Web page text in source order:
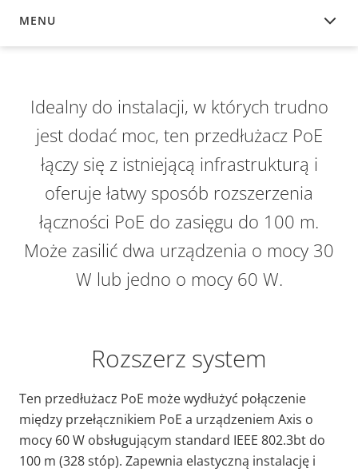
MENU
INFORMACJE OGÓLNE
Idealny do instalacji, w których trudno
jest dodać moc, ten przedłużacz PoE
łączy się z istniejącą infrastrukturą i
oferuje łatwy sposób rozszerzenia
łączności PoE do zasięgu do 100 m.
Może zasilić dwa urządzenia o mocy 30
W lub jedno o mocy 60 W.
Rozszerz system
Ten przedłużacz PoE może wydłużyć połączenie
między przełącznikiem PoE a urządzeniem Axis o
mocy 60 W obsługującym standard IEEE 802.3bt do
100 m (328 stóp). Zapewnia elastyczną instalację i